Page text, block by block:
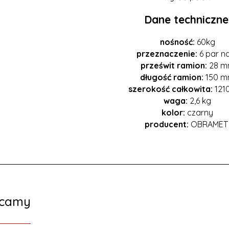
Dane
nośność: 60kg
przeznaczenie: 6 par
prześwit ramion: 28
długość ramion: 150
szerokość całkowita:
waga: 2,6 kg
kolor: czarny
producent: OBRAMET